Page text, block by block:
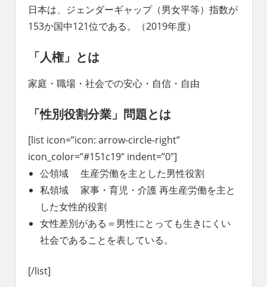
世
代
引
継
豊
か
ま
ち
へ
日本は、ジェンダーギャップ（男女平等）指数が
153か国中121位である。（2019年度）
「人権」とは
家庭・職場・社会での安心・自信・自由
「性別役割分業」問題とは
[list icon=”icon: arrow-circle-right”
icon_color=”#151c19″ indent=”0″]
公領域 生産労働を主とした男性役割
私領域 家事・育児・介護 再生産労働を主と
した女性的役割
女性差別がある＝男性にとっても生きにくい
社会であることを表している。
[/list]